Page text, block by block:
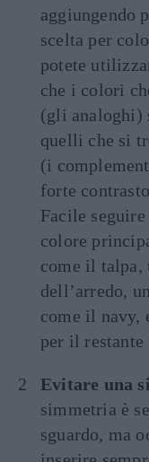
aggiungendo
scelta per
potete
che i colori
(gli analoghi)
quelli che si
(i
forte
Facile
colore
come il talpa,
dell’arredo,
come il navy,
per il restante
Evitare una
simmetria è
sguardo, ma